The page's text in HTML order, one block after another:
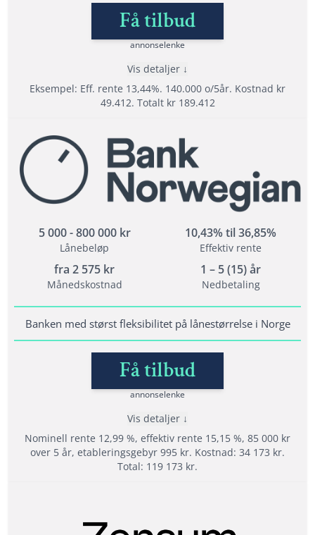
Nedbetalingstid: 1-5 år (1- 20 år for refinansiering)
Etableringsgebyr: 0 - 1990 kr
Termingebyr: 40 kr
Les mer om Axo Finans →
Få tilbud
annonselenke
Eksempel: Eff. rente 13,44%. 140.000 o/5år. Kostnad kr
49.412. Totalt kr 189.412
Vis detaljer
Fordeler
Velg mellom tilbud fra opptil 21 banker.
Tilbyr refinansiering
Svar med en gang på søknaden
Alderskrav: 20 - 70 år
Nedbetalingstid: 1 - 15 år
Effektiv rente: 8,17% til 34,16%
5 000 - 800 000 kr
Lånebeløp
10,43% til 36,85%
Effektiv rente
fra 2 575 kr
Månedskostnad
1 – 5 (15) år
Nedbetaling
Banken med størst fleksibilitet på lånestørrelse i Norge
Få tilbud
annonselenke
Nominell rente 12,99 %, effektiv rente 15,15 %, 85 000 kr
over 5 år, etableringsgebyr 995 kr. Kostnad: 34 173 kr.
Total: 119 173 kr.
Vis detaljer
Forbrukslån opptil 600 000 kr til hva du vil